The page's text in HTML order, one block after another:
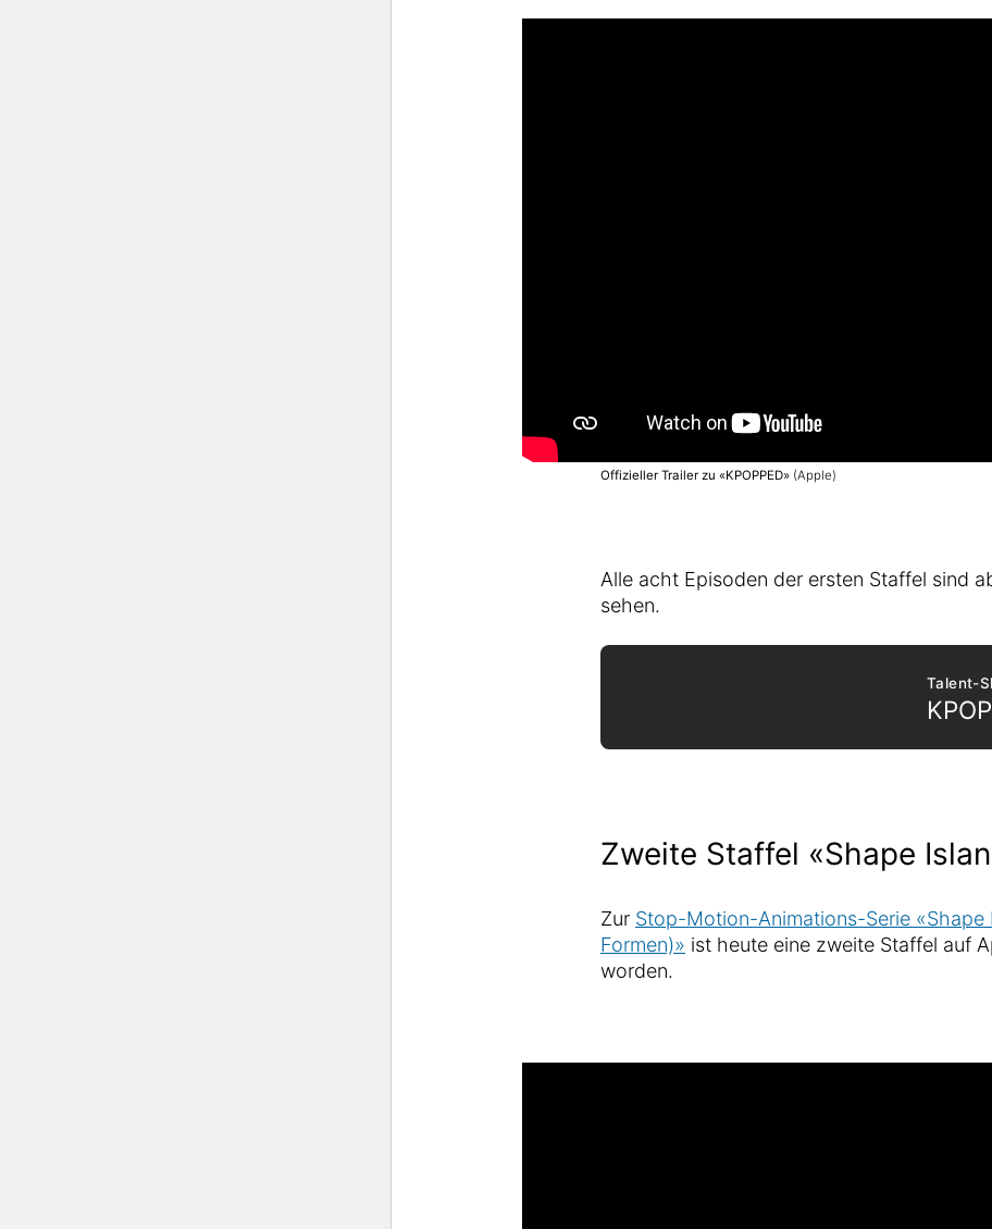
Offizieller Trailer zu «KPOPPED» (Apple)
Alle acht Episoden der ersten Staffel sind
sehen.
Talent-
Zweite Staffel «Shape
Zur Stop-Motion-Animations-Serie «Shape
Formen)» ist heute eine zweite Staffel auf
worden.